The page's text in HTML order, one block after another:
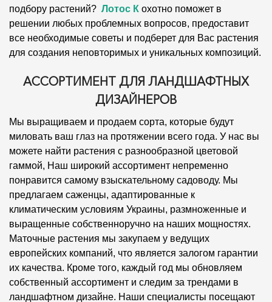
подбору растений? Лотос К охотно поможет в
решении любых проблемных вопросов, предоставит
все необходимые советы и подберет для Вас растения
для создания неповторимых и уникальных композиций.
АССОРТИМЕНТ ДЛЯ ЛАНДШАФТНЫХ
ДИЗАЙНЕРОВ
Мы выращиваем и продаем сорта, которые будут
миловать ваш глаз на протяжении всего года. У нас вы
можете найти растения с разнообразной цветовой
гаммой, Наш широкий ассортимент непременно
понравится самому взыскательному садоводу. Мы
предлагаем саженцы, адаптированные к
климатическим условиям Украины, размноженные и
выращенные собственноручно на наших мощностях.
Маточные растения мы закупаем у ведущих
европейских компаний, что является залогом гарантии
их качества. Кроме того, каждый год мы обновляем
собственный ассортимент и следим за трендами в
ландшафтном дизайне. Наши специалисты посещают